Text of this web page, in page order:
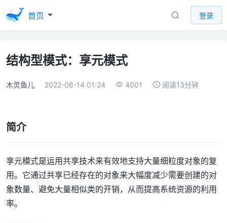
首页 登录
结构型模式：享元模式
木灵鱼儿 2022-06-14 01:24 4001 阅读13分钟
简介
享元模式是运用共享技术来有效地支持大量细粒度对象的复
用。它通过共享已经存在的对象来大幅度减少需要创建的对
象数量、避免大量相似类的开销，从而提高系统资源的利用
率。